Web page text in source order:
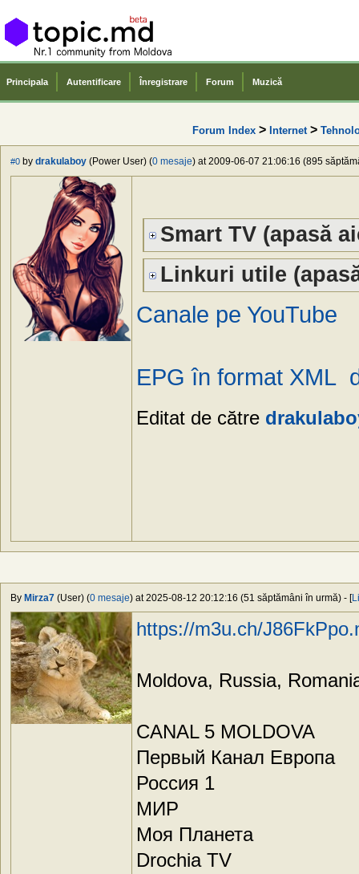
Principala Autentificare Înregistrare Forum Muzică
Forum Index> Internet>
#0 by drakulaboy (Power User) (0 mesaje) at 2009-06-07 21:06:16 (895
Smart TV (apasă
Linkuri utile
Canale pe YouTube
EPG în format XML
Editat de către
By Mirza7 (User) (0 mesaje) at 2025-08-12 20:12:16 (51 săptămâni în urmă) - [
https://m3u.ch/
Moldova, Russia,
CANAL 5 MOLDOVA
Первый Канал Европа
Россия 1
МИР
Моя Планета
Drochia TV